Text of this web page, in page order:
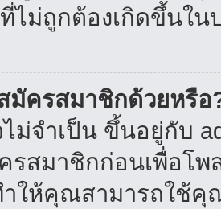
ไม่ถูกต้องเกิดขึ้นใน
มัครสมาชิกด้วยหรือ
ม่จำเป็น ขึ้นอยู่กับ
สมาชิกก่อนเพื่อโพ
ให้คุณสามารถใช้คุ